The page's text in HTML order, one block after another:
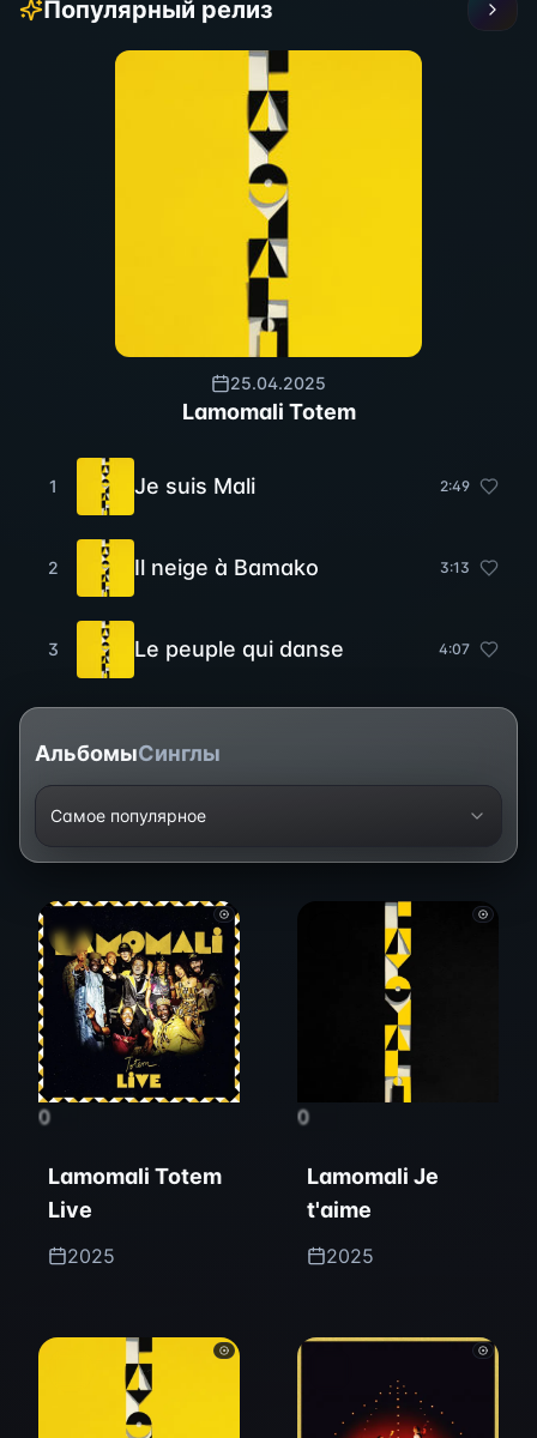
Популярный релиз
25.04.2025
Lamomali Totem
1 Je suis Mali 2:49
2 Il neige à Bamako 3:13
3 Le peuple qui danse 4:07
АльбомыСинглы
Самое популярное
0
Lamomali Totem
Live
2025
0
Lamomali Je
t'aime
2025